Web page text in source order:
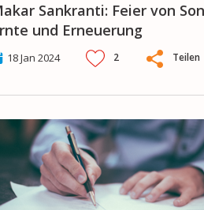
und Erneuerung
18 Jan 2024 2 Teilen